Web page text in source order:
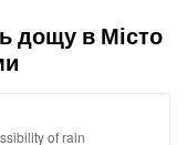
дощу в Місто